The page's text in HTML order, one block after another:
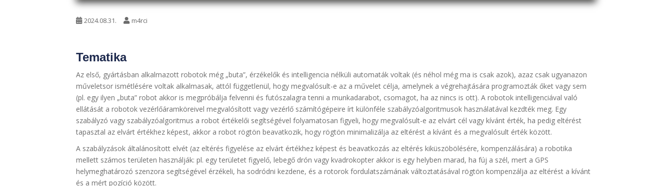
2024.08.31. m4rci
Tematika
Az első, gyártásban alkalmazott robotok még „buta”, érzékelők és intelligencia nélküli automaták voltak (és néhol még ma is csak azok), azaz csak ugyanazon
műveletsor ismétlésére voltak alkalmasak, attól függetlenül, hogy megvalósult-e az a művelet célja, amelynek a végrehajtására programozták őket vagy sem
(pl. egy ilyen „buta” robot akkor is megpróbálja felvenni és futószalagra tenni a munkadarabot, csomagot, ha az nincs is ott). A robotok intelligenciával való
ellátását a robotok vezérlőáramköreivel megvalósított vagy vezérlő számítógépeire írt különféle szabályzóalgoritmusok használatával kezdték meg. Egy
szabályzó vagy szabályzóalgoritmus a robot értékelői segítségével folyamatosan figyeli, hogy megvalósult-e az elvárt cél vagy kívánt érték, ha pedig eltérést
tapasztal az elvárt értékhez képest, akkor a robot rögtön beavatkozik, hogy rögtön minimalizálja az eltérést a kívánt és a megvalósult érték között.
A szabályzások általánosított elvét (az eltérés figyelése az elvárt értékhez képest és beavatkozás az eltérés kiküszöbölésére, kompenzálására) a robotika
mellett számos területen használják: pl. egy területet figyelő, lebegő drón vagy kvadrokopter akkor is egy helyben marad, ha fúj a szél, mert a GPS
helymeghatározó szenzora segítségével érzékeli, ha sodródni kezdene, és a rotorok fordulatszámának változtatásával rögtön kompenzálja az eltérést a kívánt
és a mért pozíció között.